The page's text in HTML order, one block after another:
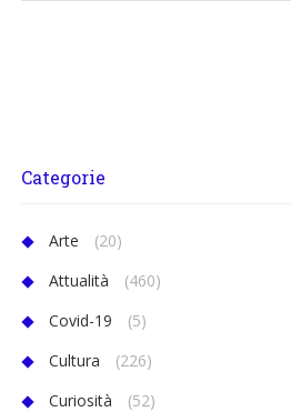
Categorie
Arte
(20)
Attualità
(460)
Covid-19
(5)
Cultura
(226)
Curiosità
(52)